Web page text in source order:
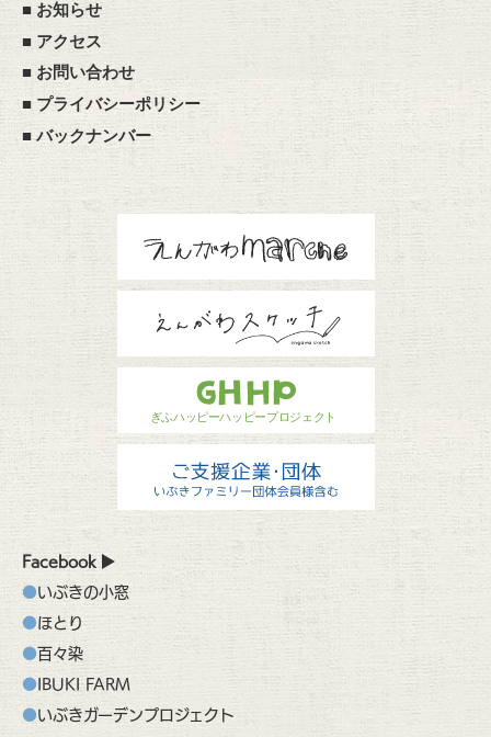
■ お知らせ
■ アクセス
■ お問い合わせ
■プライバシーポリシー
■バックナンバー
Facebook
いぶきの小窓
ほとり
百々染
IBUKI FARM
いぶきガーデンプロジェクト